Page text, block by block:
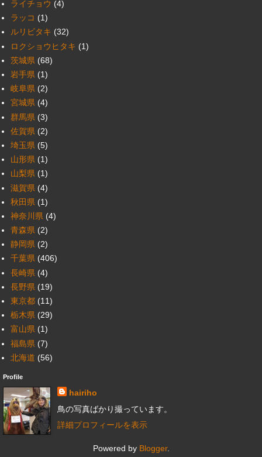
ライチョウ (4)
ラッコ (1)
ルリビタキ (32)
ロクショウヒタキ (1)
茨城県 (68)
岩手県 (1)
岐阜県 (2)
宮城県 (4)
群馬県 (3)
佐賀県 (2)
埼玉県 (5)
山形県 (1)
山梨県 (1)
滋賀県 (4)
秋田県 (1)
神奈川県 (4)
青森県 (2)
静岡県 (2)
千葉県 (406)
長崎県 (4)
長野県 (19)
東京都 (11)
栃木県 (29)
富山県 (1)
福島県 (7)
北海道 (56)
Profile
hairiho
鳥の写真ばかり撮っています。
詳細プロフィールを表示
Powered by Blogger.